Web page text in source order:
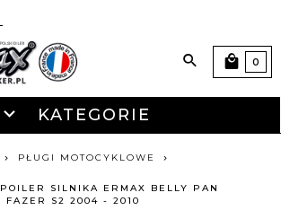
KATEGORIE
0
PŁUGI MOTOCYKLOWE
SILNIKA ERMAX BELLY PAN
FAZER S2 2004 - 2010